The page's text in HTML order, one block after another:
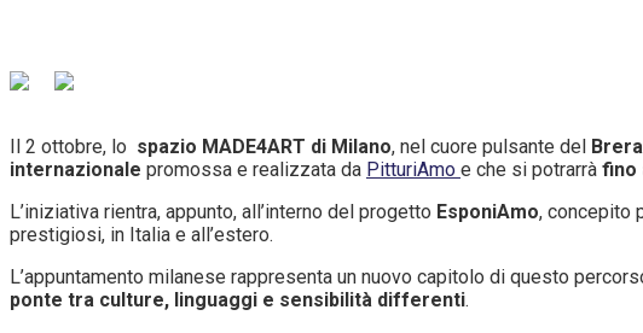
Il 2 ottobre, lo spazio MADE4ART di Milano, nel cuore pulsante del
internazionale promossa e realizzata da PitturiAmo e che si potrarrà fino
L’iniziativa rientra, appunto, all’interno del progetto EsponiAmo, concepito
prestigiosi, in Italia e all’estero.
L’appuntamento milanese rappresenta un nuovo capitolo di questo
ponte tra culture, linguaggi e sensibilità differenti.